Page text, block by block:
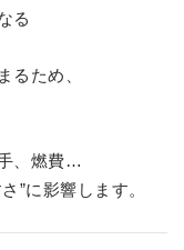
る
るため、
、燃費…
”に影響します。